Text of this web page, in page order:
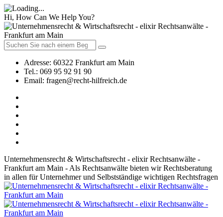
Hi, How Can We Help You?
Adresse: 60322 Frankfurt am Main
Tel.: 069 95 92 91 90
Email: fragen@recht-hilfreich.de
Unternehmensrecht & Wirtschaftsrecht - elixir Rechtsanwälte -
Frankfurt am Main - Als Rechtsanwälte bieten wir Rechtsberatung
in allen für Unternehmer und Selbstständige wichtigen Rechtsfragen